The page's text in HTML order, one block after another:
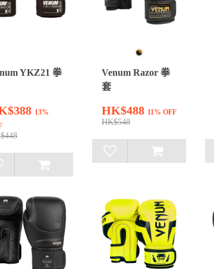
YKZ21 拳
13%
Venum Razor 拳
套
HK$488 11% OFF
HK$548